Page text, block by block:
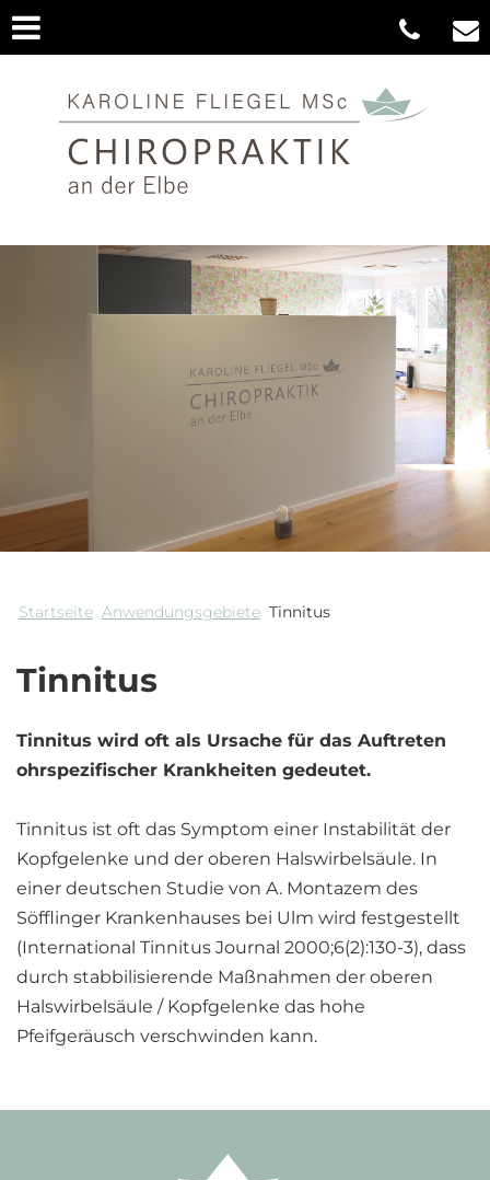
Startseite Anwendungsgebiete Tinnitus
Tinnitus
Tinnitus wird oft als Ursache für das Auftreten
ohrspezifischer Krankheiten gedeutet.
Tinnitus ist oft das Symptom einer Instabilität der
Kopfgelenke und der oberen Halswirbelsäule. In
einer deutschen Studie von A. Montazem des
Söfflinger Krankenhauses bei Ulm wird festgestellt
(International Tinnitus Journal 2000;6(2):130-3), dass
durch stabbilisierende Maßnahmen der oberen
Halswirbelsäule / Kopfgelenke das hohe
Pfeifgeräusch verschwinden kann.